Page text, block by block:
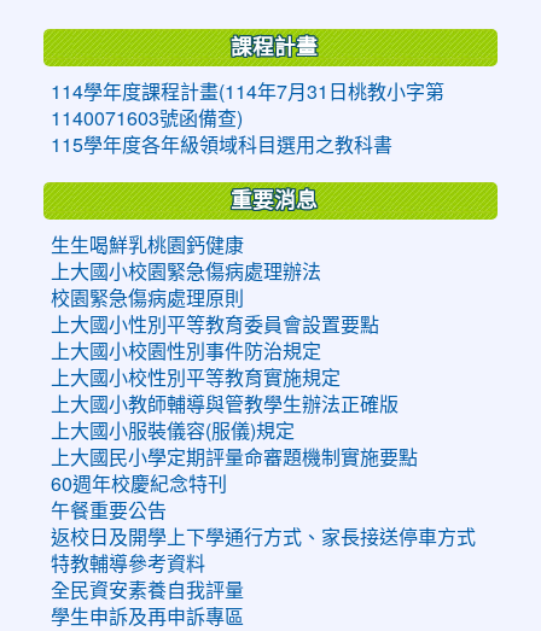
課程計畫
114學年度課程計畫(114年7月31日桃教小字第
1140071603號函備查)
115學年度各年級領域科目選用之教科書
重要消息
生生喝鮮乳桃園鈣健康
上大國小校園緊急傷病處理辦法
校園緊急傷病處理原則
上大國小性別平等教育委員會設置要點
上大國小校園性別事件防治規定
上大國小校性別平等教育實施規定
上大國小教師輔導與管教學生辦法正確版
上大國小服裝儀容(服儀)規定
上大國民小學定期評量命審題機制實施要點
60週年校慶紀念特刊
午餐重要公告
返校日及開學上下學通行方式、家長接送停車方式
特教輔導參考資料
全民資安素養自我評量
學生申訴及再申訴專區